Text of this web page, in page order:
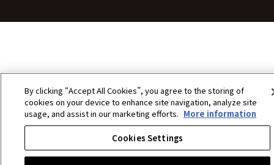
By clicking “Accept All Cookies”, you agree to the storing of
cookies on your device to enhance site navigation, analyze site
usage, and assist in our marketing efforts. More information
Cookies Settings